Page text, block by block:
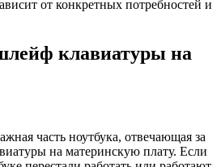
от конкретных потребностей и
клавиатуры на
часть ноутбука, отвечающая за
на материнскую плату. Если